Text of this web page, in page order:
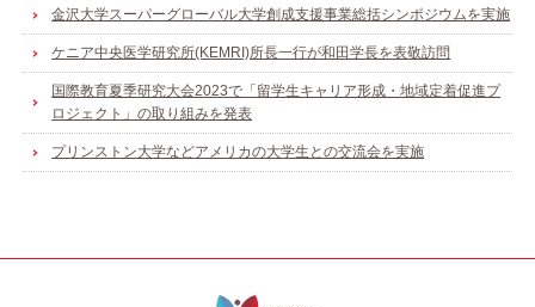
金沢大学スーパーグローバル大学創成支援事業総括シンポジウムを実施
ケニア中央医学研究所(KEMRI)所長一行が和田学長を表敬訪問
国際教育夏季研究大会2023で「留学生キャリア形成・地域定着促進プ
ロジェクト」の取り組みを発表
プリンストン大学などアメリカの大学生との交流会を実施